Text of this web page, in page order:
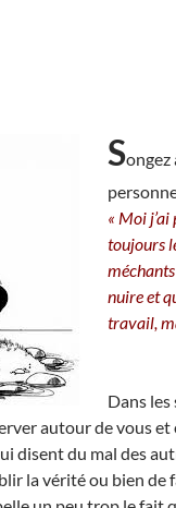
Songez
« Moi j’ai
toujours
nuire et
travail,
Dans les
autour de vous et
disent du mal des
la vérité ou bien de